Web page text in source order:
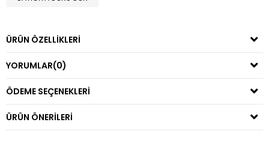
ÜRÜN ÖZELLIKLERI
YORUMLAR(0)
ÖDEME SEÇENEKLERI
ÜRÜN ÖNERILERI